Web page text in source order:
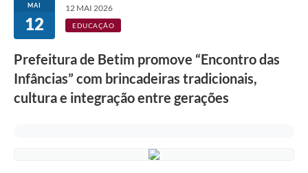
MAI
12
12 MAI 2026
EDUCAÇÃO
Prefeitura de Betim promove “Encontro das
Infâncias” com brincadeiras tradicionais,
cultura e integração entre gerações